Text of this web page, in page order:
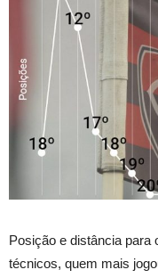
Posição e distância para
técnicos, quem mais